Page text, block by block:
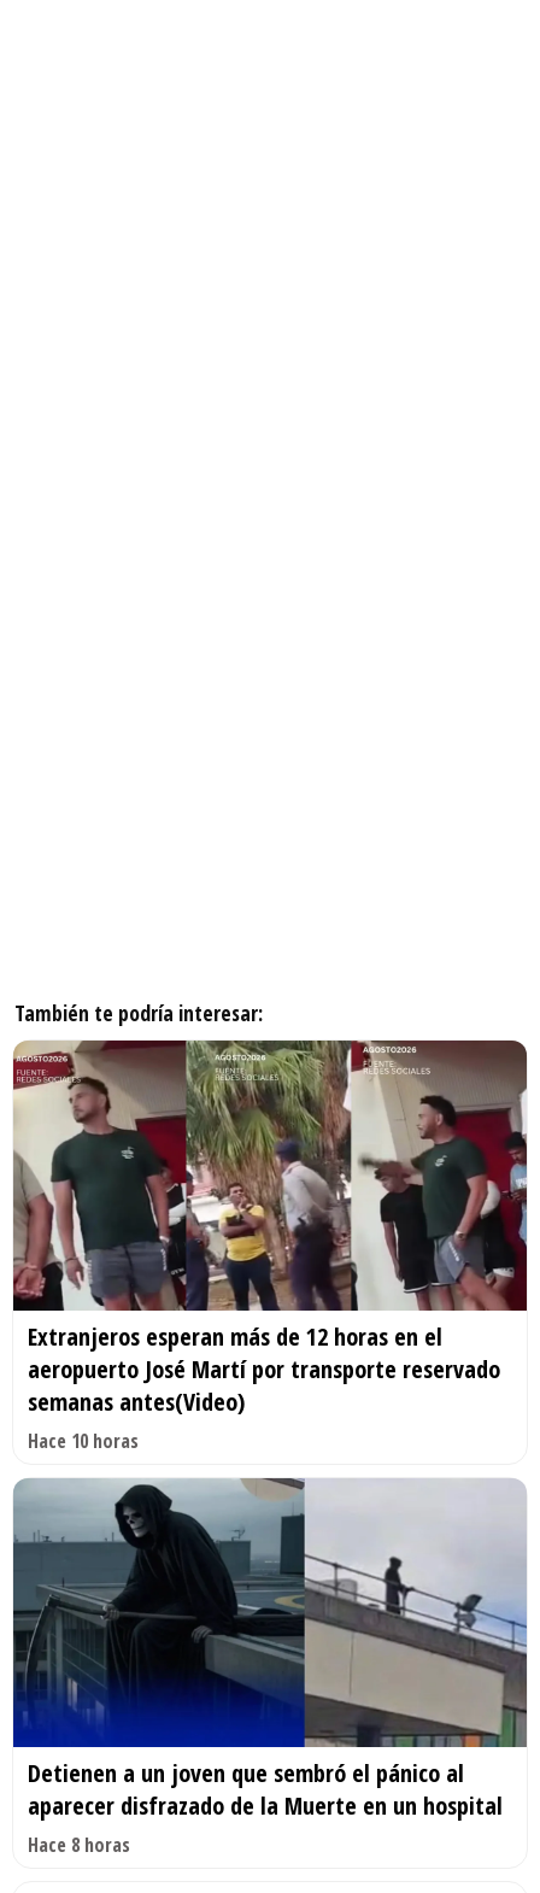
También te podría interesar:
Extranjeros esperan más de 12 horas en el
aeropuerto José Martí por transporte reservado
semanas antes(Video)
Hace 10 horas
Detienen a un joven que sembró el pánico al
aparecer disfrazado de la Muerte en un hospital
Hace 8 horas